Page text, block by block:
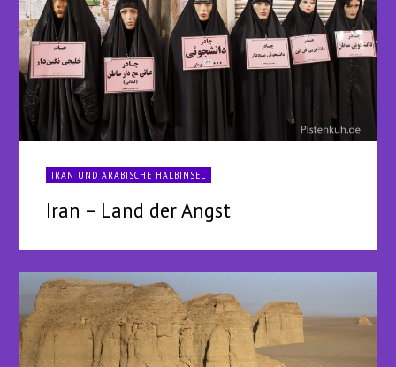
IRAN UND ARABISCHE HALBINSEL
Iran – Land der Angst